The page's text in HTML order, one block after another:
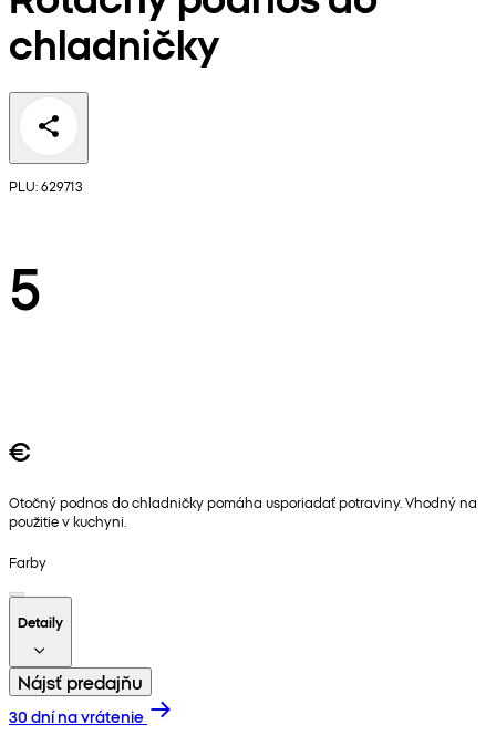
chladničky
PLU: 629713
5
€
Otočný podnos do chladničky pomáha usporiadať potraviny. Vhodný na
použitie v kuchyni.
Farby
Detaily
Nájsť predajňu
30 dní na vrátenie